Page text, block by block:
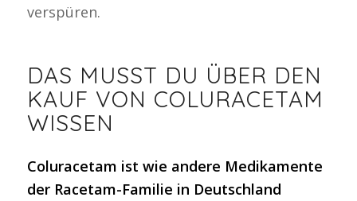
verspüren.
DAS MUSST DU ÜBER DEN
KAUF VON COLURACETAM
WISSEN
Coluracetam ist wie andere Medikamente
der Racetam-Familie in Deutschland